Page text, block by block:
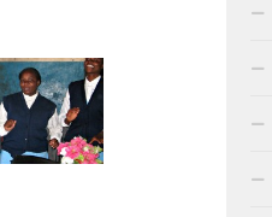
ŚLADAMI BEYZYMA